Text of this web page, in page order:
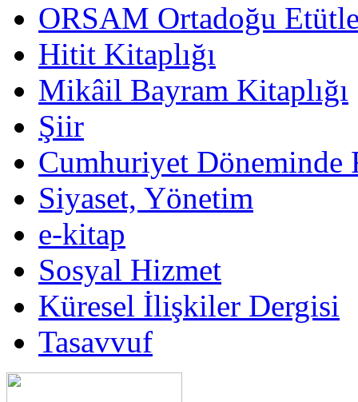
ORSAM Ortadoğu
Hitit Kitaplığı
Mikâil Bayram Kitaplığı
Şiir
Cumhuriyet Döneminde
Siyaset, Yönetim
e-kitap
Sosyal Hizmet
Küresel İlişkiler Dergisi
Tasavvuf